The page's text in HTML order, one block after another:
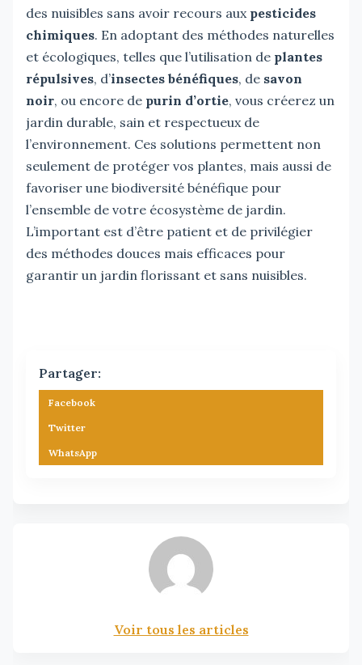
des nuisibles sans avoir recours aux pesticides
chimiques. En adoptant des méthodes naturelles
et écologiques, telles que l’utilisation de plantes
répulsives, d’insectes bénéfiques, de savon
noir, ou encore de purin d’ortie, vous créerez un
jardin durable, sain et respectueux de
l’environnement. Ces solutions permettent non
seulement de protéger vos plantes, mais aussi de
favoriser une biodiversité bénéfique pour
l’ensemble de votre écosystème de jardin.
L’important est d’être patient et de privilégier
des méthodes douces mais efficaces pour
garantir un jardin florissant et sans nuisibles.
Partager:
Facebook
Twitter
WhatsApp
Voir tous les articles